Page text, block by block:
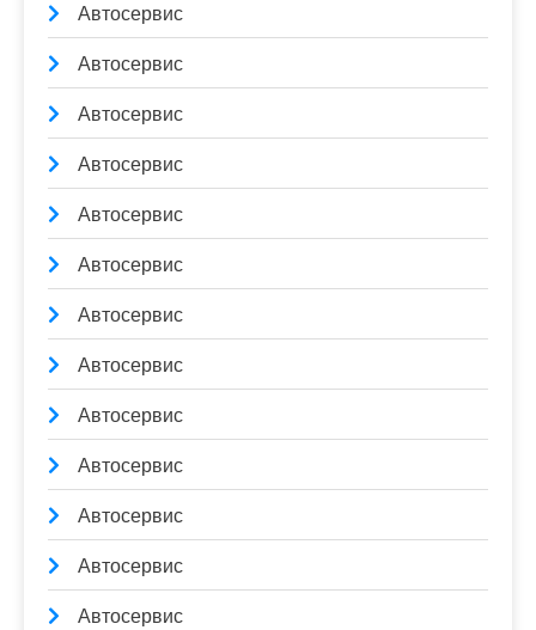
Автосервис
Автосервис
Автосервис
Автосервис
Автосервис
Автосервис
Автосервис
Автосервис
Автосервис
Автосервис
Автосервис
Автосервис
Автосервис